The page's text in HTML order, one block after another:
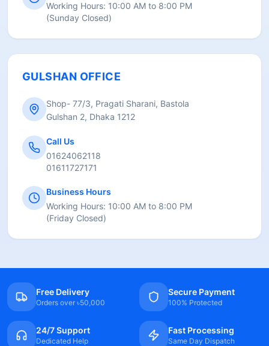
Working Hours: 10:00 AM to 8:00 PM
(Sunday Closed)
GULSHAN OFFICE
Shop- 77/3, Pragati Sharani, Bastola
Gulshan 2, Dhaka 1212
Call Us
01624062118
01611727171
Business Hours
Working Hours: 10:00 AM to 8:00 PM
(Friday Closed)
Free Delivery
Orders over ৳50,000
Secure Payment
100% Protected
24/7 Support
Dedicated Help
Fast Processing
Same Day Dispatch